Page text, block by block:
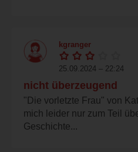
kgranger
25.09.2024 – 22:24
nicht überzeugend
"Die vorletzte Frau" von
mich leider nur zum Teil
Geschichte...